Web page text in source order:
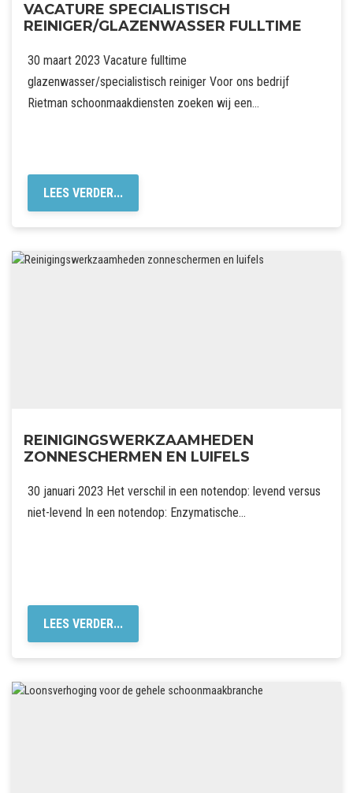
VACATURE SPECIALISTISCH
REINIGER/GLAZENWASSER FULLTIME
30 maart 2023 Vacature fulltime
glazenwasser/specialistisch reiniger Voor ons bedrijf
Rietman schoonmaakdiensten zoeken wij een…
LEES VERDER...
REINIGINGSWERKZAAMHEDEN
ZONNESCHERMEN EN LUIFELS
30 januari 2023 Het verschil in een notendop: levend versus
niet-levend In een notendop: Enzymatische…
LEES VERDER...